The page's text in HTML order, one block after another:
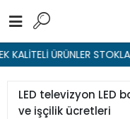
ÜRÜNLER
LED televizyon LED
ve işçilik ücretleri